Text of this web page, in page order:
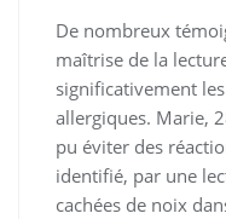
De nombreux
maîtrise de la
significativement
allergiques. Marie,
pu éviter des
identifié, par une
cachées de noix